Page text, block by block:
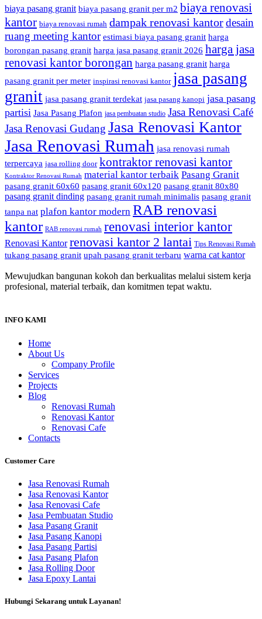
biaya pasang granit biaya pasang granit per m2 biaya renovasi
kantor biaya renovasi rumah dampak renovasi kantordesain
ruang meeting kantor estimasi biaya pasang granit harga
borongan pasang granit harga jasa pasang granit 2026 harga jasa
renovasi kantor borongan harga pasang granit harga
pasang granit per meter inspirasi renovasi kantor jasa pasang
granit jasa pasang granit terdekat jasa pasang kanopi jasa pasang
partisi Jasa Pasang Plafon jasa pembuatan studio Jasa Renovasi Café
Jasa Renovasi Gudang Jasa Renovasi Kantor
Jasa Renovasi Rumah jasa renovasi rumah
terpercaya jasa rolling door kontraktor renovasi kantor
Kontraktor Renovasi Rumah material kantor terbaik Pasang Granit
pasang granit 60x60 pasang granit 60x120 pasang granit 80x80
pasang granit dinding pasang granit rumah minimalis pasang granit
tanpa nat plafon kantor modern RAB renovasi
kantor RAB renovasi rumah renovasi interior kantor
Renovasi Kantor renovasi kantor 2 lantai Tips Renovasi Rumah
tukang pasang granit upah pasang granit terbaru warna cat kantor
Mewujudkan bangunan kokoh dan berkualitas melalui sistem kerja
profesional, material terbaik, dan komitmen tepat waktu.
INFO KAMI
Home
About Us
Company Profile
Services
Projects
Blog
Renovasi Rumah
Renovasi Kantor
Renovasi Cafe
Contacts
Customer Care
Jasa Renovasi Rumah
Jasa Renovasi Kantor
Jasa Renovasi Cafe
Jasa Pembuatan Studio
Jasa Pasang Granit
Jasa Pasang Kanopi
Jasa Pasang Partisi
Jasa Pasang Plafon
Jasa Rolling Door
Jasa Epoxy Lantai
Hubungi Sekarang untuk Layanan!